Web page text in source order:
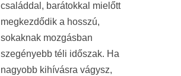
családdal, barátokkal mielőtt
megkezdődik a hosszú,
sokaknak mozgásban
szegényebb téli időszak. Ha
nagyobb kihívásra vágysz,